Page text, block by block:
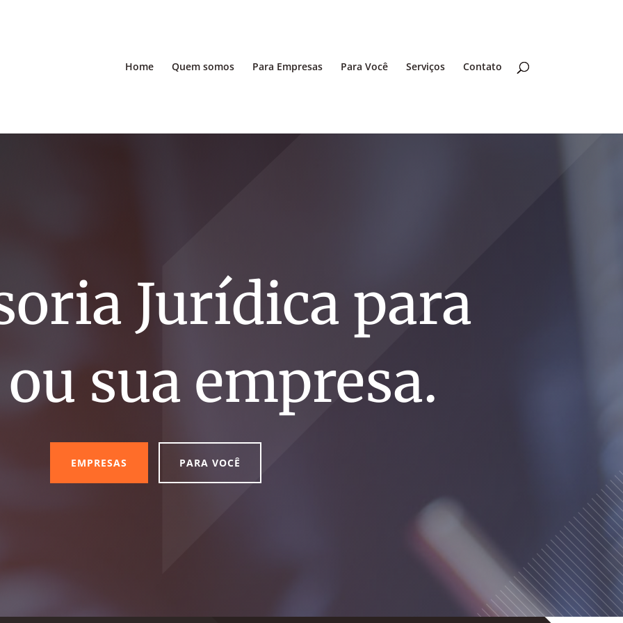
Home Quem somos Para Empresas Para Você Serviços Contato
Jurídica para
sua empresa.
EMPRESAS PARA VOCÊ